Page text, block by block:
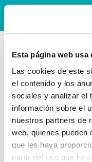
Esta página web usa
Las cookies de este
el contenido y los
sociales y analizar el
información sobre el
nuestros partners de
web, quienes pueden
que les haya
partir del uso que